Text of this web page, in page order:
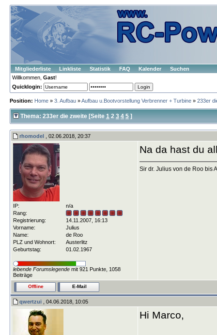
Mitgliederliste Linkliste Statistik FAQ Kalender
Suchen
Willkommen, Gast!
Quicklogin:
Position: Home » 3. Aufbau »Aufbau u.Bootvorstellung Verbrenner + Turbine » 233er
Thema: 233er die zweite[Seite 12 3 4 5]
rhomodel , 02.06.2018, 20:37
IP:
n/a
Rang:
Registrierung:
14.11.2007, 16:13
Vorname:
Julius
Name:
de Roo
PLZ und Wohnort:
Austerlitz
Geburtstag:
01.02.1967
lebende Forumslegende mit 921 Punkte, 1058
Beiträge
Na da hast du
Sir dr. Julius von de Roo bis
Offline E-Mail
qwertzui , 04.06.2018, 10:05
Hi Marco,